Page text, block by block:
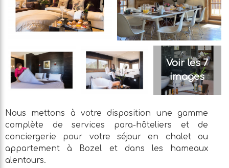
Voir les 7
images
Nous mettons à votre disposition une gamme
complète de services para-hôteliers et de
conciergerie pour votre séjour en chalet ou
appartement à Bozel et dans les hameaux
alentours.